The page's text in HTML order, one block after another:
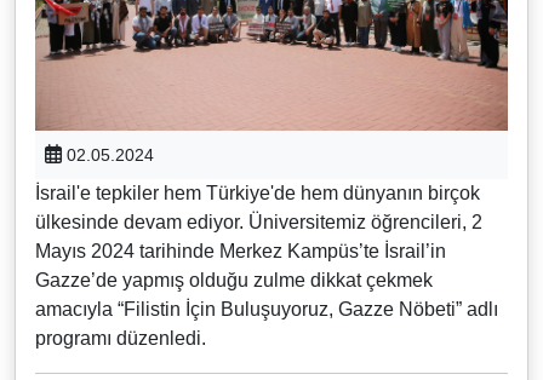
02.05.2024
İsrail'e tepkiler hem Türkiye'de hem dünyanın birçok
ülkesinde devam ediyor. Üniversitemiz öğrencileri, 2
Mayıs 2024 tarihinde Merkez Kampüs’te İsrail’in
Gazze’de yapmış olduğu zulme dikkat çekmek
amacıyla “Filistin İçin Buluşuyoruz, Gazze Nöbeti” adlı
programı düzenledi.